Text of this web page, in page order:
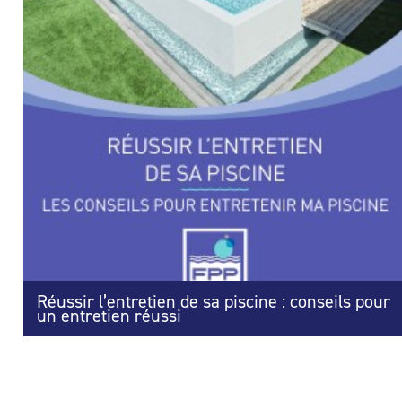
Réussir l’entretien de sa piscine : conseils pour
un entretien réussi